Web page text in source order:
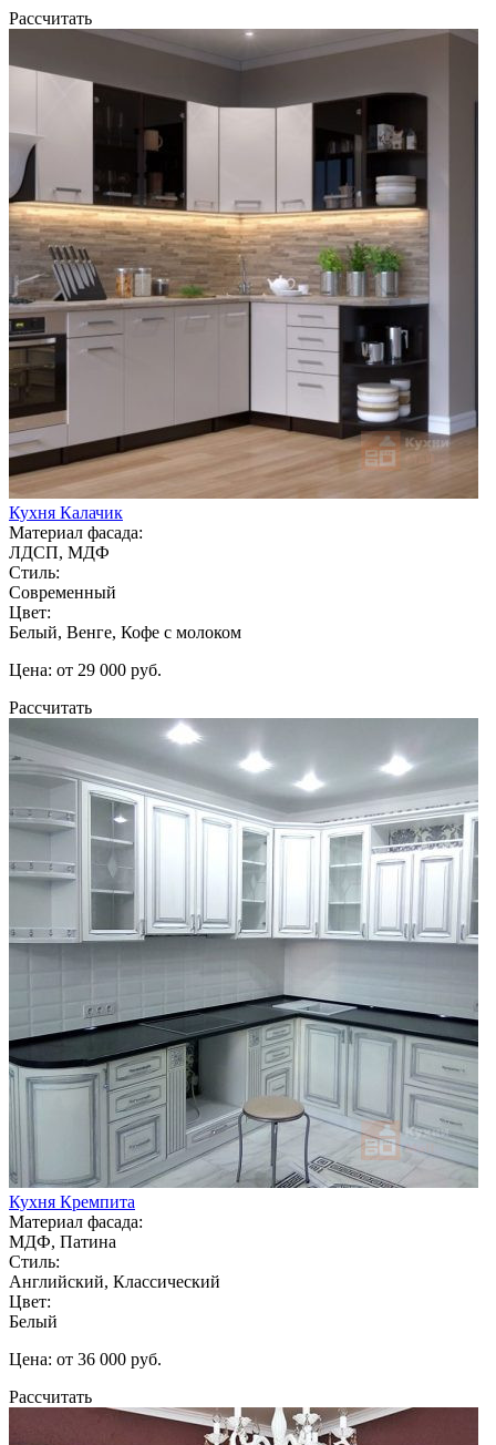
Рассчитать
Кухня Калачик
Материал фасада:
ЛДСП, МДФ
Стиль:
Современный
Цвет:
Белый, Венге, Кофе с молоком
Цена: от 29 000 руб.
Рассчитать
Кухня Кремпита
Материал фасада:
МДФ, Патина
Стиль:
Английский, Классический
Цвет:
Белый
Цена: от 36 000 руб.
Рассчитать